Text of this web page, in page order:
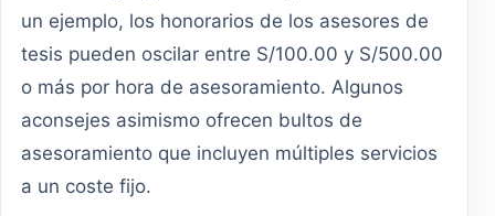
un ejemplo, los honorarios de los asesores de
tesis pueden oscilar entre S/100.00 y S/500.00
o más por hora de asesoramiento. Algunos
aconsejes asimismo ofrecen bultos de
asesoramiento que incluyen múltiples servicios
a un coste fijo.